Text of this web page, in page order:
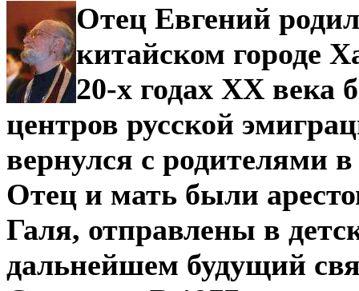
Отец Евгений
китайском городе
20-х годах XX века
центров русской
вернулся с родителями
Отец и мать были
Галя, отправлены в
дальнейшем будущий